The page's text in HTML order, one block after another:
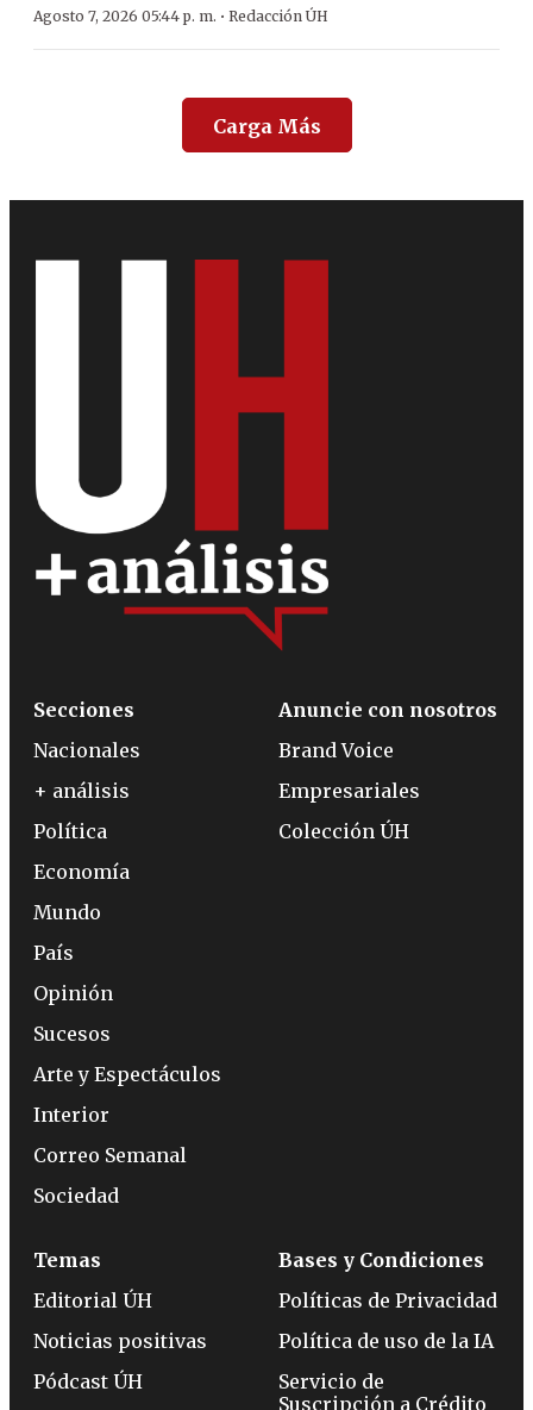
Agosto 7, 2026 05:44 p. m. · Redacción ÚH
Carga Más
Secciones
Nacionales
+ análisis
Política
Economía
Mundo
País
Opinión
Sucesos
Arte y Espectáculos
Interior
Correo Semanal
Sociedad
Anuncie con nosotros
Brand Voice
Empresariales
Colección ÚH
Temas
Editorial ÚH
Noticias positivas
Pódcast ÚH
Bases y Condiciones
Políticas de Privacidad
Política de uso de la IA
Servicio de
Suscripción a Crédito